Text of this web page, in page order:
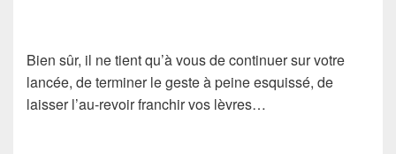
Bien sûr, il ne tient qu’à vous de continuer sur votre
lancée, de terminer le geste à peine esquissé, de
laisser l’au-revoir franchir vos lèvres…